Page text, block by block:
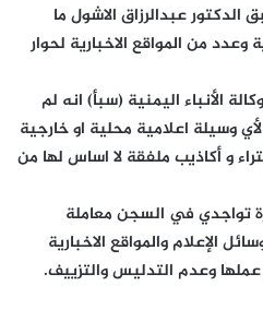
الدكتور عبدالرزاق الاشول ما
من المواقع الاخبارية لحوار
الأنباء اليمنية (سبأ) انه لم
وسيلة اعلامية محلية او خارجية
و أكاذيب ملفقة لا اساس لها من
تواجدي في السجن معاملة
الإعلام والمواقع الاخبارية
وعدم التدليس والتزييف.